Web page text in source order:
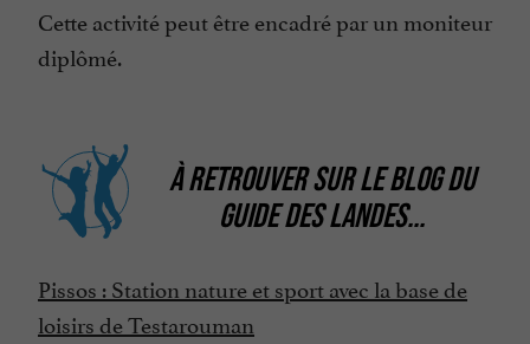
Cette activité peut être encadré par un moniteur
diplômé.
À RETROUVER SURLE BLOG DU
GUIDE DES LANDES...
Pissos : Station nature et sport avec la base de
loisirs de Testarouman